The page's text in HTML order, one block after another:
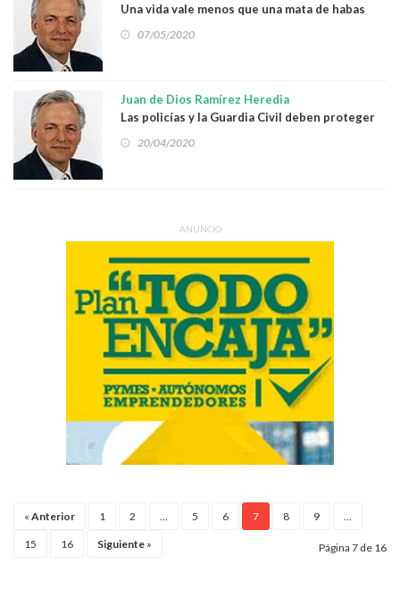
Una vida vale menos que una mata de habas
07/05/2020
Juan de Dios Ramírez Heredia
Las policías y la Guardia Civil deben proteger
nuestro buen nombre
20/04/2020
ANUNCIO
« Anterior 1 2 ... 5 6 7 8 9 ...
15 16 Siguiente » Página 7 de 16